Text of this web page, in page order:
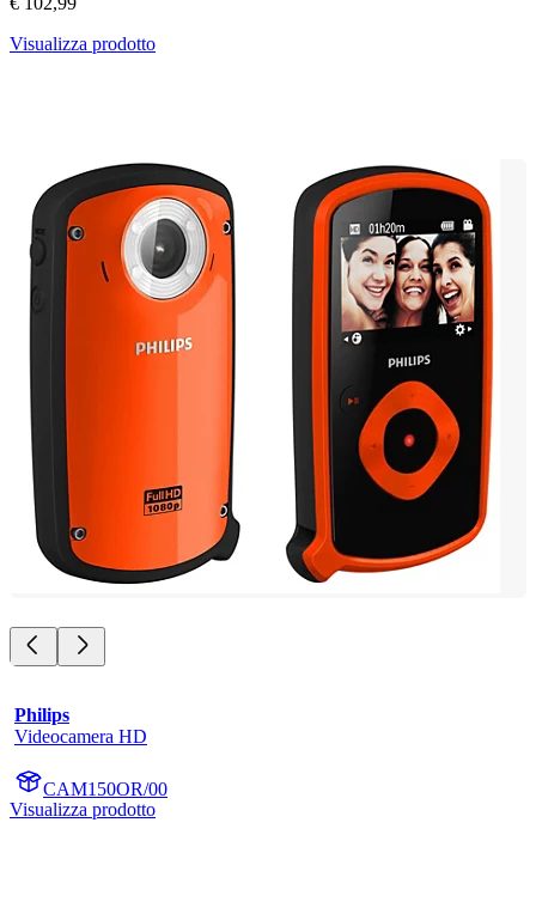
Visualizza prodotto
Philips
Videocamera HD
CAM150OR/00
Visualizza prodotto